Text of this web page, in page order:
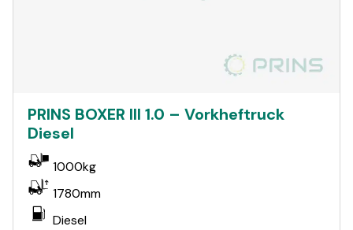
PRINS BOXER III 1.0 – Vorkheftruck
Diesel
1000kg
1780mm
Diesel